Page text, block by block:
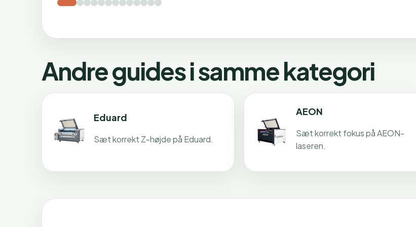
Andre guides i samme kategori
Eduard
Sæt korrekt Z-højde på Eduard.
AEON
Sæt korrekt fokus på AEON-
laseren.